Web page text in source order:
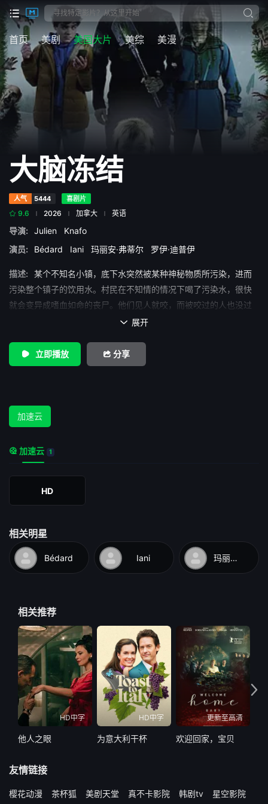
首页 美剧 美国大片 美综 美漫
大脑冻结
人气 5444 喜剧片
9.6 2026 加拿大 英语
导演: Julien Knafo
演员:
Bédard Iani 玛丽安·弗蒂尔 罗伊·迪普伊
描述:
某个不知名小镇，底下水突然被某种神秘物质所污染，进而
污染整个镇子的饮用水。村民在不知情的情况下喝了污染水，很快
就会变异成嗜血如命的丧尸。他们见人就咬，而被咬过的人也没过
多久就变成丧尸的同类。小镇少年吉姆因为日常以可乐作为饮料，
中的小妹妹逃出家门，夺路而逃，最终被小镇警察（罗伊·迪普伊
Roy Dupuis 饰）所救。警察尝试找到女儿，可他的女儿早已变成丧
灭口。 恐怖的氛围继续蔓延，幸存者越来越少，求生越来越难……
 展开
立即播放 分享
加速云
加速云 1
HD
相关明星
Bédard Iani 玛丽安·弗蒂尔
相关推荐
HD中字
他人之眼
HD中字
为意大利干杯
更新至高清
欢迎回家，宝贝
友情链接
樱花动漫 茶杯狐 美剧天堂 真不卡影院 韩剧tv 星空影院